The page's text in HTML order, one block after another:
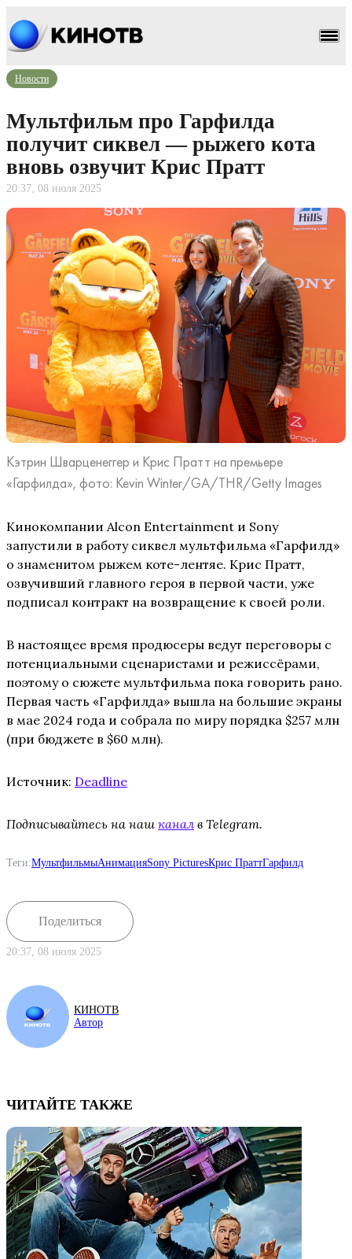
Новости
Мультфильм про Гарфилда
получит сиквел — рыжего кота
вновь озвучит Крис Пратт
20:37, 08 июля 2025
Кэтрин Шварценеггер и Крис Пратт на премьере
«Гарфилда», фото: Kevin Winter/GA/THR/Getty Images
Кинокомпании Alcon Entertainment и Sony
запустили в работу сиквел мультфильма «Гарфилд»
о знаменитом рыжем коте-лентяе. Крис Пратт,
озвучивший главного героя в первой части, уже
подписал контракт на возвращение к своей роли.
В настоящее время продюсеры ведут переговоры с
потенциальными сценаристами и режиссёрами,
поэтому о сюжете мультфильма пока говорить рано.
Первая часть «Гарфилда» вышла на большие экраны
в мае 2024 года и собрала по миру порядка $257 млн
(при бюджете в $60 млн).
Источник: Deadline
Подписывайтесь на наш канал в Telegram.
Теги:МультфильмыАнимацияSony PicturesКрис ПраттГарфилд
Поделиться
20:37, 08 июля 2025
КИНОТВ
Автор
ЧИТАЙТЕ ТАКЖЕ